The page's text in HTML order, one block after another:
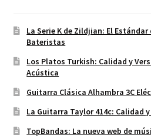
La Serie K de Zildjian: El
Bateristas
Los Platos Turkish: Calidad y
Acústica
Guitarra Clásica Alhambra 3C
La Guitarra Taylor 414c: Calidad
TopBandas: La nueva web de